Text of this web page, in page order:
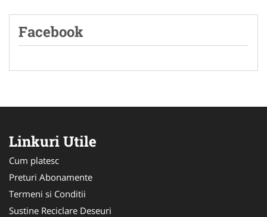
Facebook
Linkuri Utile
Cum platesc
Preturi Abonamente
Termeni si Conditii
Sustine Reciclare Deseuri